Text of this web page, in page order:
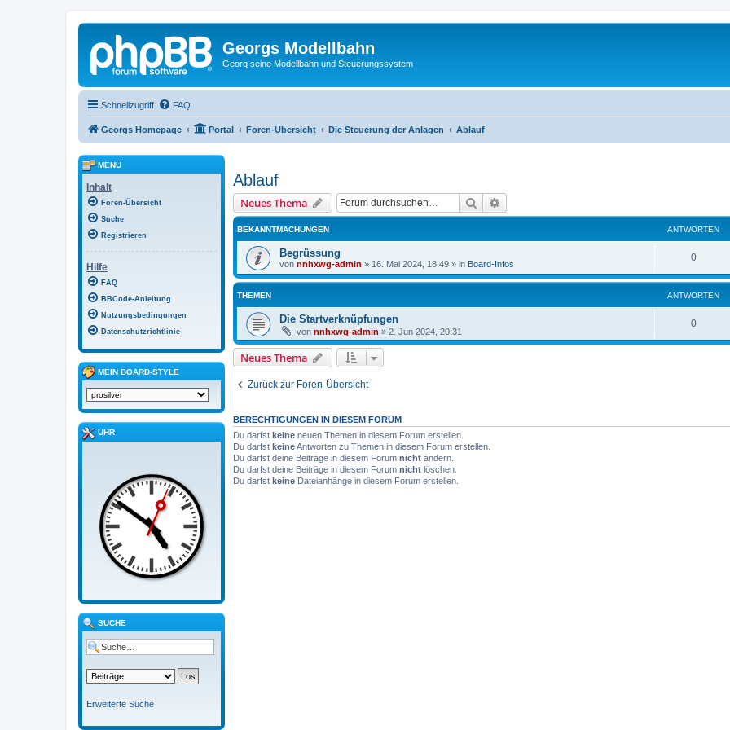
Georgs Modellbahn
Georg seine Modellbahn und Steuerungssystem
Schnellzugriff FAQ
Georgs Homepage Portal Foren-Übersicht Die Steuerung der Anlagen Ablauf
Ablauf
Neues Thema Suche
BEKANNTMACHUNGEN ANTWORTEN
Begrüssung
von nnhxwg-admin » 16. Mai 2024, 18:49 » in Board-Infos
0
THEMEN ANTWORTEN
Die Startverknüpfungen
von nnhxwg-admin » 2. Jun 2024, 20:31
0
Neues Thema
Zurück zur Foren-Übersicht
BERECHTIGUNGEN IN DIESEM FORUM
Du darfst keine neuen Themen in diesem Forum erstellen.
Du darfst keineAntworten zu Themen in diesem Forum erstellen.
Du darfst deine Beiträge in diesem Forum nicht ändern.
Du darfst deine Beiträge in diesem Forum nicht löschen.
Du darfst keine Dateianhänge in diesem Forum erstellen.
MENÜ
Inhalt
Foren-Übersicht
Suche
Registrieren
Hilfe
FAQ
BBCode-Anleitung
Nutzungsbedingungen
Datenschutzrichtlinie
MEIN BOARD-STYLE
UHR
SUCHE
Erweiterte Suche